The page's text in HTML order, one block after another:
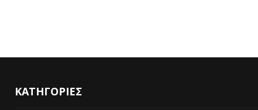
ΚΑΤΗΓΟΡΙΕΣ